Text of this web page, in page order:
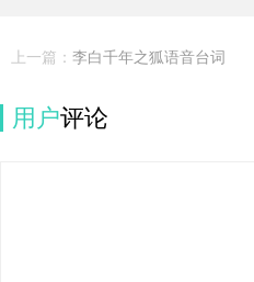
上一篇： 李白千年之狐语音台词
用户评论